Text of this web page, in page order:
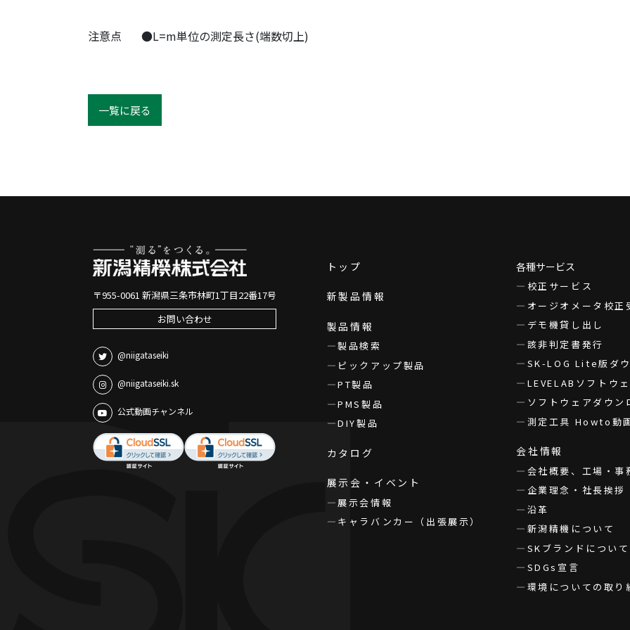
注意点 ●L=m単位の測定長さ(端数切上)
一覧に戻る
〒955-0061 新潟県三条市林町1丁目22番17号
お問い合わせ
@niigataseiki
@niigataseiki.sk
公式動画チャンネル
トップ
新製品情報
製品情報
製品検索
ピックアップ製品
PT製品
PMS製品
DIY製品
カタログ
展示会・イベント
展示会情報
キャラバンカー（出張展示）
各種サービス
校正サービス
オージオメータ校正
デモ機貸し出し
該非判定書発行
SK-LOG Lite版ダウ
LEVELABソフトウ
ソフトウェアダウン
測定工具 Howto動
会社情報
会社概要、工場・事
企業理念・社長挨拶
沿革
新潟精機について
SKブランドについて
SDGs宣言
環境についての取り